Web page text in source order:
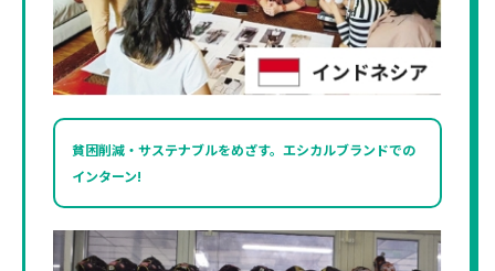
貧困削減・サステナブルをめざす。 エシカルブランドでの
インターン!